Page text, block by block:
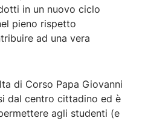
in un nuovo ciclo
pieno rispetto
ad una vera
di Corso Papa Giovanni
dal centro cittadino ed è
agli studenti (e